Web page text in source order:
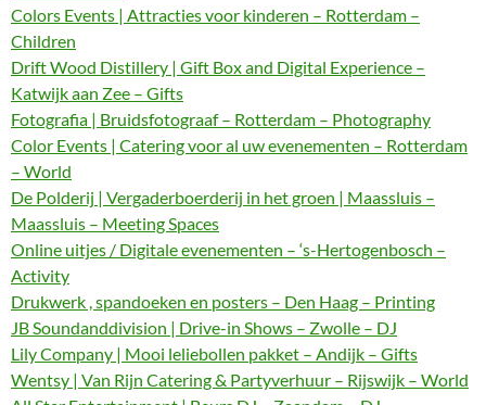
Colors Events | Attracties voor kinderen – Rotterdam –
Children
Drift Wood Distillery | Gift Box and Digital Experience –
Katwijk aan Zee – Gifts
Fotografia | Bruidsfotograaf – Rotterdam – Photography
Color Events | Catering voor al uw evenementen – Rotterdam
– World
De Polderij | Vergaderboerderij in het groen | Maassluis –
Maassluis – Meeting Spaces
Online uitjes / Digitale evenementen – ‘s-Hertogenbosch –
Activity
Drukwerk , spandoeken en posters – Den Haag – Printing
JB Soundanddivision | Drive-in Shows – Zwolle – DJ
Lily Company | Mooi leliebollen pakket – Andijk – Gifts
Wentsy | Van Rijn Catering & Partyverhuur – Rijswijk – World